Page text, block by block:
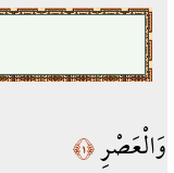
وَالْعَصْرِ﴿١﴾